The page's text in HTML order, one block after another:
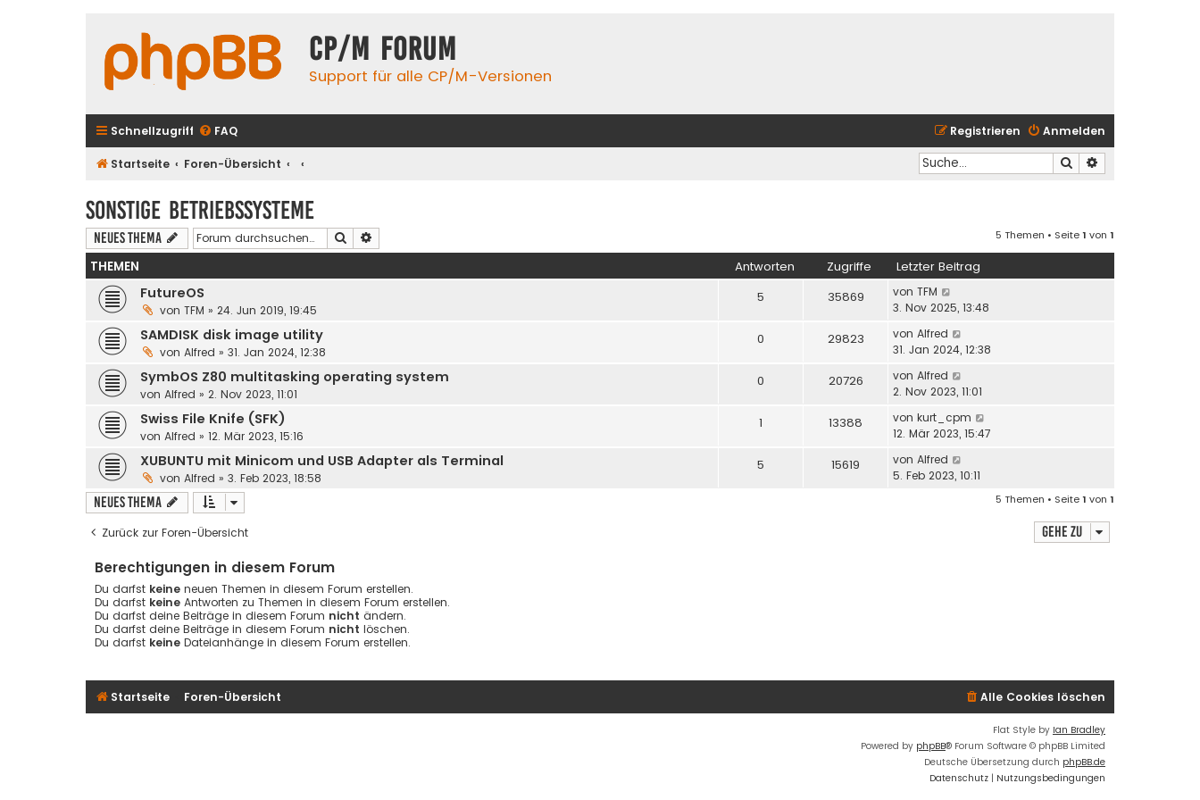
CP/M Forum
Support für alle CP/M-Versionen
Schnellzugriff FAQ Anmelden
Registrieren
Startseite Foren-Übersicht Suche
Sonstige Betriebssysteme
Neues Thema Suche 5 Themen • Seite1 von 1
THEMEN Antworten Zugriffe Letzter Beitrag
FutureOS
von TFM » 24. Jun 2019, 19:45
5 35869 von TFM
3. Nov 2025, 13:48
SAMDISK disk image utility
von Alfred » 31. Jan 2024, 12:38
0 29823 von Alfred
31. Jan 2024, 12:38
SymbOS Z80 multitasking operating system
von Alfred » 2. Nov 2023, 11:01
0 20726 von Alfred
2. Nov 2023, 11:01
Swiss File Knife (SFK)
von Alfred » 12. Mär 2023, 15:16
1 13388 von kurt_cpm
12. Mär 2023, 15:47
XUBUNTU mit Minicom und USB Adapter als Terminal
von Alfred » 3. Feb 2023, 18:58
5 15619 von Alfred
5. Feb 2023, 10:11
Neues Thema 5 Themen • Seite1 von 1
Zurück zur Foren-Übersicht Gehe zu
Berechtigungen in diesem Forum
Du darfst keine neuen Themen in diesem Forum erstellen.
Du darfst keine Antworten zu Themen in diesem Forum erstellen.
Du darfst deine Beiträge in diesem Forum nicht ändern.
Du darfst deine Beiträge in diesem Forum nicht löschen.
Du darfst keine Dateianhänge in diesem Forum erstellen.
Startseite Foren-Übersicht Alle Cookies löschen
Flat Style by Ian Bradley
Powered by phpBB® Forum Software © phpBB Limited
Deutsche Übersetzung durch phpBB.de
Datenschutz | Nutzungsbedingungen